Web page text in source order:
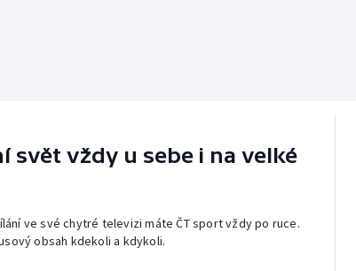
svět vždy u sebe i na velké
ve své chytré televizi máte ČT sport vždy po ruce.
obsah kdekoli a kdykoli.